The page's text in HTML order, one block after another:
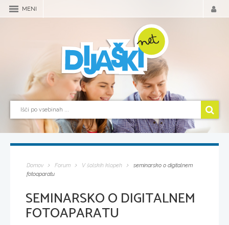
MENI
Domov Forum V šolskih klopeh
seminarsko o digitalnem
fotoaparatu
SEMINARSKO O DIGITALNEM
FOTOAPARATU